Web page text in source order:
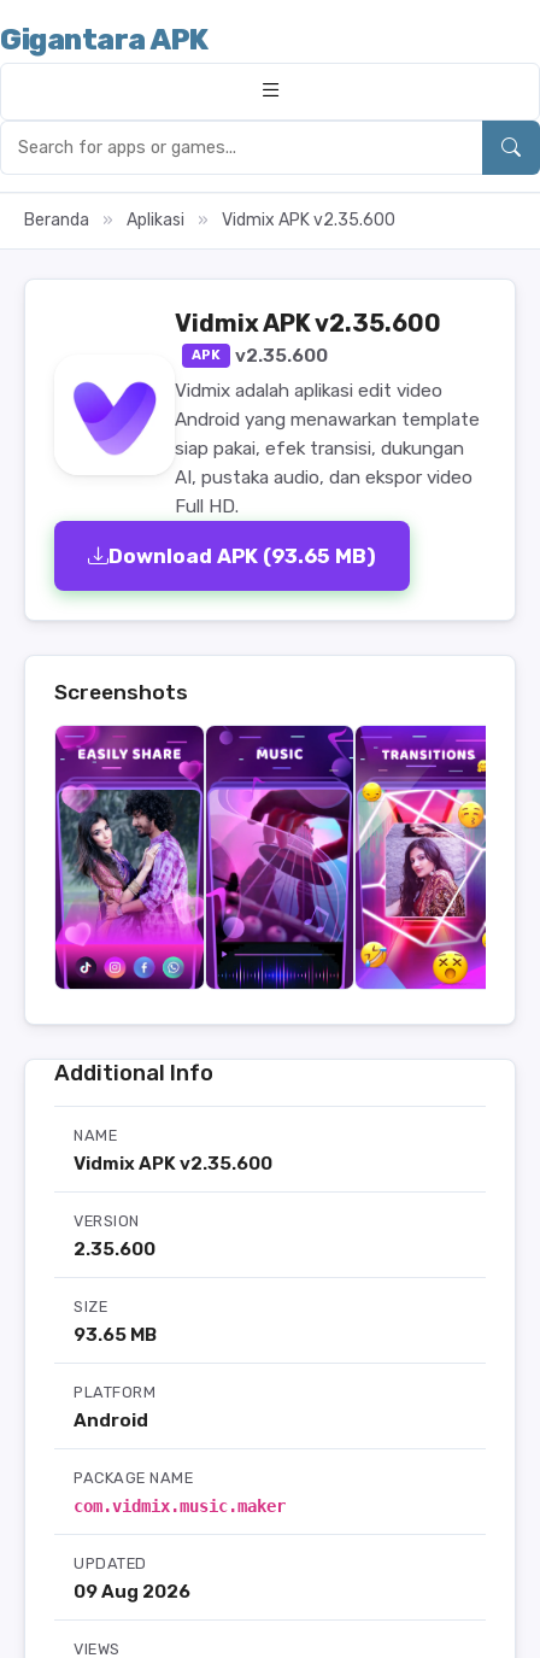
Gigantara APK
Beranda » Aplikasi » Vidmix APK v2.35.600
Vidmix APK v2.35.600
APK
v2.35.600
Vidmix adalah aplikasi edit video
Android yang menawarkan template
siap pakai, efek transisi, dukungan
AI, pustaka audio, dan ekspor video
Full HD.
Download APK (93.65 MB)
Screenshots
Additional Info
NAME
Vidmix APK v2.35.600
VERSION
2.35.600
SIZE
93.65 MB
PLATFORM
Android
PACKAGE NAME
com.vidmix.music.maker
UPDATED
09 Aug 2026
VIEWS